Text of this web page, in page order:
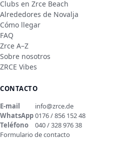
Clubs en Zrce Beach
Alrededores de Novalja
Cómo llegar
FAQ
Zrce A–Z
Sobre nosotros
ZRCE Vibes
CONTACTO
E-mail
info@zrce.de
WhatsApp0176 / 856 152 48
Teléfono
040 / 328 976 38
Formulario de contacto